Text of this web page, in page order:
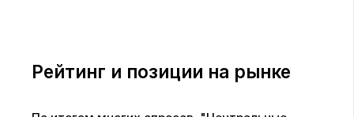
Рейтинг и позиции на рынке